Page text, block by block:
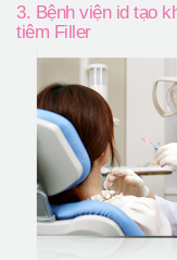
3. Bệnh viện id tạo
tiêm Filler